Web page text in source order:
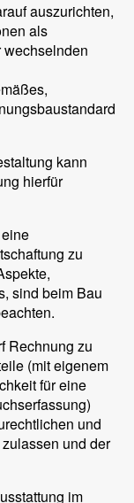
auszurichten,
als
kann
hierfür
zu
sind beim Bau
Rechnung zu
(mit eigenem
für eine
und
und der
im